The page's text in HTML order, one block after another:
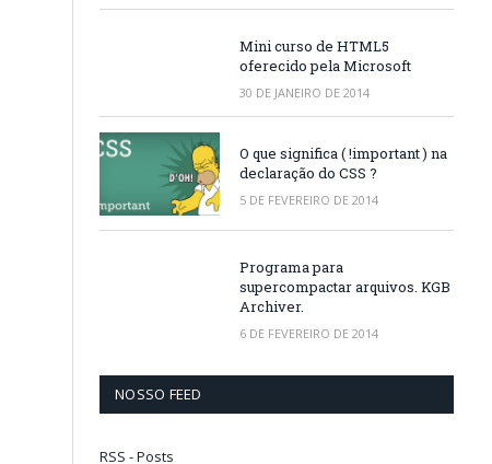
Mini curso de HTML5
oferecido pela Microsoft
30 DE JANEIRO DE 2014
O que significa ( !important ) na
declaração do CSS ?
5 DE FEVEREIRO DE 2014
Programa para
supercompactar arquivos. KGB
Archiver.
6 DE FEVEREIRO DE 2014
NOSSO FEED
RSS - Posts